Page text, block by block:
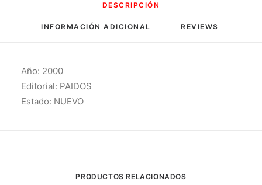
DESCRIPCIÓN
INFORMACIÓN ADICIONAL REVIEWS
Año: 2000
Editorial: PAIDOS
Estado: NUEVO
PRODUCTOS RELACIONADOS